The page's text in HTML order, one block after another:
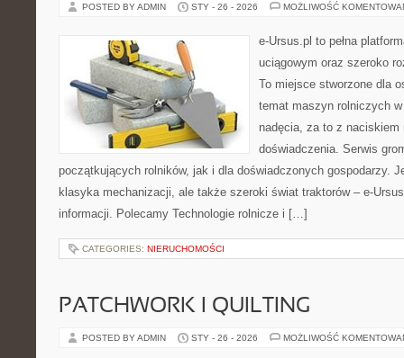
POSTED BY ADMIN STY - 26 - 2026 MOŻLIWOŚĆ
e-Ursus.pl to pełna
uciągowym oraz szeroko
To miejsce stworzone dla
temat maszyn rolniczych
nadęcia, za to z naciskiem
doświadczenia. Serwis
początkujących rolników, jak i dla doświadczonych gospodarzy.
klasyka mechanizacji, ale także szeroki świat traktorów – e-
informacji. Polecamy Technologie rolnicze i […]
CATEGORIES: NIERUCHOMOŚCI
PATCHWORK I QUILTING
POSTED BY ADMIN STY - 26 - 2026 MOŻLIWOŚĆ